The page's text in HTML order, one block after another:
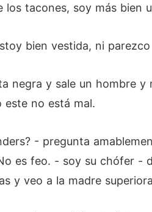
los tacones, soy más bien
bien vestida, ni
negra y sale un hombre
este no está mal.
- pregunta
es feo. - soy su chófer -
y veo a la madre